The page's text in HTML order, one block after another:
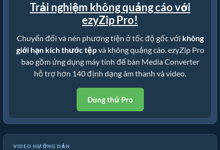
Trải nghiệm không quảng cáo với
ezyZip Pro!
Chuyển đổi và nén phương tiện ở tốc độ gốc với không
giới hạn kích thước tệpvà không quảng cáo. ezyZip Pro
bao gồm ứng dụng máy tính để bàn Media Converter
hỗ trợ hơn 140 định dạng âm thanh và video.
Dùng thử Pro
VIDEO HƯỚNG DẪN